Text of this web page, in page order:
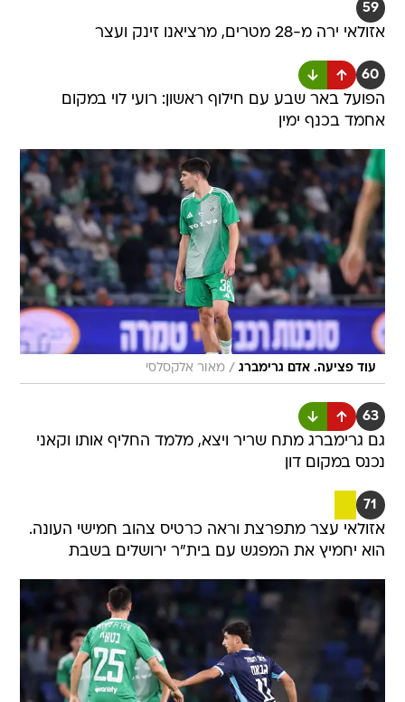
59
אזולאי ירה מ-28 מטרים, מרציאנו זינק ועצר
60
הפועל באר שבע עם חילוף ראשון: רועי לוי במקום
אחמד בכנף ימין
עוד פציעה. אדם גרימברג / מאור אלקסלסי
63
גם גרימברג מתח שריר ויצא, מלמד החליף אותו וקאני
נכנס במקום דון
71
אזולאי עצר מתפרצת וראה כרטיס צהוב חמישי העונה.
הוא יחמיץ את המפגש עם בית"ר ירושלים בשבת